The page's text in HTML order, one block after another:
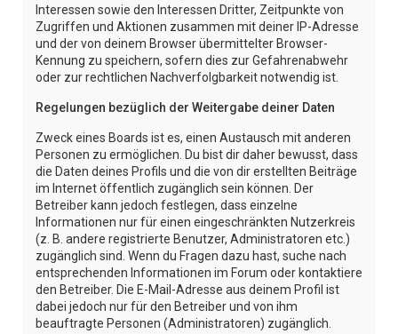
Interessen sowie den Interessen Dritter, Zeitpunkte von
Zugriffen und Aktionen zusammen mit deiner IP-Adresse
und der von deinem Browser übermittelter Browser-
Kennung zu speichern, sofern dies zur Gefahrenabwehr
oder zur rechtlichen Nachverfolgbarkeit notwendig ist.
Regelungen bezüglich der Weitergabe deiner Daten
Zweck eines Boards ist es, einen Austausch mit anderen
Personen zu ermöglichen. Du bist dir daher bewusst, dass
die Daten deines Profils und die von dir erstellten Beiträge
im Internet öffentlich zugänglich sein können. Der
Betreiber kann jedoch festlegen, dass einzelne
Informationen nur für einen eingeschränkten Nutzerkreis
(z. B. andere registrierte Benutzer, Administratoren etc.)
zugänglich sind. Wenn du Fragen dazu hast, suche nach
entsprechenden Informationen im Forum oder kontaktiere
den Betreiber. Die E-Mail-Adresse aus deinem Profil ist
dabei jedoch nur für den Betreiber und von ihm
beauftragte Personen (Administratoren) zugänglich.